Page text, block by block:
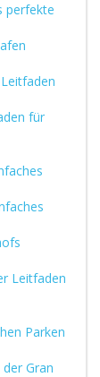
perfekte
für
Leitfaden
Parken
Gran